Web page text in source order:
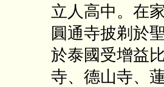
立人高中。在
圓通寺披剃於
於泰國受增益
寺、德山寺、